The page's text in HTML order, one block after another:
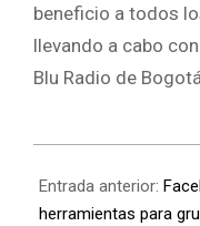
beneficio a todos
llevando a cabo
Blu Radio de Bogotá.
Entrada anterior:
herramientas para